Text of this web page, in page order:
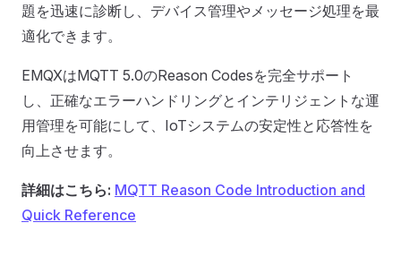
題を迅速に診断し、デバイス管理やメッセージ処理を最
適化できます。
EMQXはMQTT 5.0のReason Codesを完全サポート
し、正確なエラーハンドリングとインテリジェントな運
用管理を可能にして、IoTシステムの安定性と応答性を
向上させます。
詳細はこちら: MQTT Reason Code Introduction and
Quick Reference